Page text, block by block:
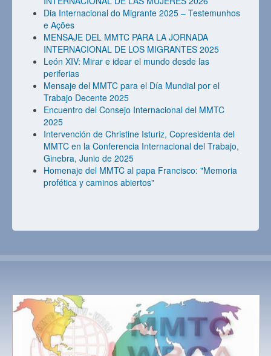
Dia Internacional do Migrante 2025 – Testemunhos
e Ações
MENSAJE DEL MMTC PARA LA JORNADA
INTERNACIONAL DE LOS MIGRANTES 2025
León XIV: Mirar e idear el mundo desde las
periferias
Mensaje del MMTC para el Día Mundial por el
Trabajo Decente 2025
Encuentro del Consejo Internacional del MMTC
2025
Intervención de Christine Isturiz, Copresidenta del
MMTC en la Conferencia Internacional del Trabajo,
Ginebra, Junio de 2025
Homenaje del MMTC al papa Francisco: "Memoria
profética y caminos abiertos"